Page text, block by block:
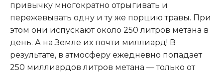
привычку многократно отрыгивать и
пережевывать одну и ту же порцию травы. При
этом они испускают около 250 литров метана в
день. А на Земле их почти миллиард! В
результате, в атмосферу ежедневно попадает
250 миллиардов литров метана — только от